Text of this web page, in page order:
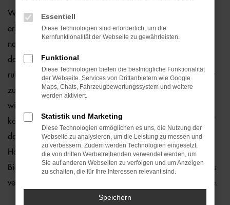
Wer zu uns und damit zur Auto-Familie Ostermaier kommt,
erhält viele Vorschläge rund um die Mobilität. Das gilt
natürlich auch für Bielefeld und Umgebung, wo wir gerne
den Seat Alhambra empfehlen. Die Rede ist von einem
rundum bewährten und zuverlässigen Fahrzeug, das perfekt
zu nahezu jedem Anspruch in Bielefeld passt. Gerne lassen
wir Sie bei uns vor Ort einsteigen oder übernehmen die
komplette Beratung auf digitalem Weg. Der Vorteil liegt auf
der Hand, denn so erhalten Sie Ihren Seat Alhambra frei
Haus und erfreuen sich an der direkten Lieferung nach
Bielefeld ohne für den Autokauf Ihre eigenen vier Wände zu
verlassen. Klingt gut? Dann kontaktieren Sie uns noch heute.
Essentiell
Diese Technologien sind erforderlich, um die
Kernfunktionalität der Webseite zu gewährleisten.
Funktional
Diese Technologien bieten die bestmögliche Funktionalität
der Webseite. Services von Drittanbietern wie Google
Maps, Chats, Fahrzeugbewertungssystem und weitere
werden aktiviert.
Statistik und Marketing
Diese Technologien ermöglichen es uns, die Nutzung der
Webseite zu analysieren, um die Leistung zu messen und
zu verbessern. Zudem werden Technologien eingesetzt,
die von dritten Werbetreibenden verwendet werden, um
Sie auf anderen Webseiten zu verfolgen und um Anzeigen
zu schalten, die für Ihre Interessen relevant sind.
Speichern